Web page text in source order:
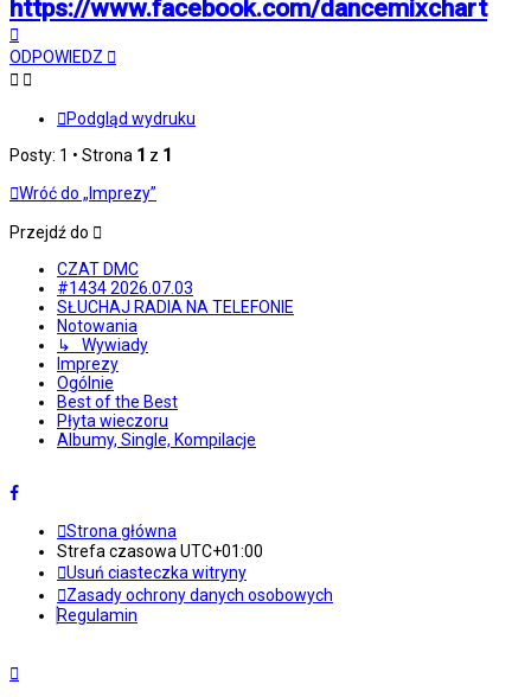
https://www.facebook.com/dancemixchart
górę
ODPOWIEDZ
Podgląd wydruku
Posty: 1 • Strona 1 z 1
Wróć do „Imprezy”
Przejdź do
CZAT DMC
#1434 2026.07.03
SŁUCHAJ RADIA NA TELEFONIE
Notowania
↳ Wywiady
Imprezy
Ogólnie
Best of the Best
Płyta wieczoru
Albumy, Single, Kompilacje
Strona główna
Strefa czasowaUTC+01:00
Usuń ciasteczka witryny
Zasady ochrony danych osobowych
Regulamin